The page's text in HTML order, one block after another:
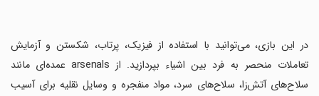
‏در این بازی، می‌توانید با استفاده از فیزیک، پرتاب، شکستن و آزمایش
تعاملات منحصر به فرد بین اشیاء بپردازید. از arsenals عمده‌ای مانند
سلاح‌های آتش‌زا، سلاح‌های سرد، مواد منفجره و وسایل نقلیه برای آسیب